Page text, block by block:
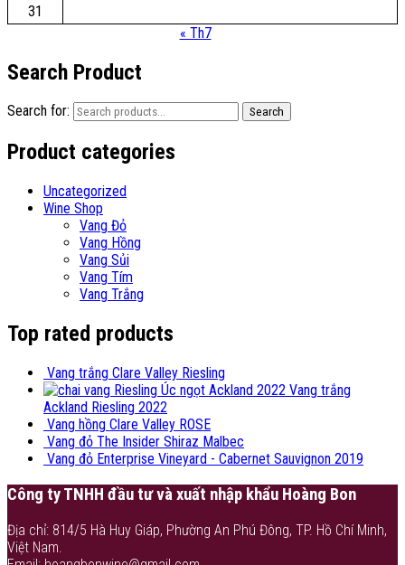
31
« Th7
Search Product
Search for: Search
Product categories
Uncategorized
Wine Shop
Vang Đỏ
Vang Hồng
Vang Sủi
Vang Tím
Vang Trắng
Top rated products
Vang trắng Clare Valley Riesling
Vang trắng
Ackland Riesling 2022
Vang hồng Clare Valley ROSE
Vang đỏ The Insider Shiraz Malbec
Vang đỏ Enterprise Vineyard - Cabernet Sauvignon 2019
Công ty TNHH đầu tư và xuất nhập khẩu Hoàng Bon
Địa chỉ: 814/5 Hà Huy Giáp, Phường An Phú Đông, TP. Hồ Chí Minh,
Việt Nam.